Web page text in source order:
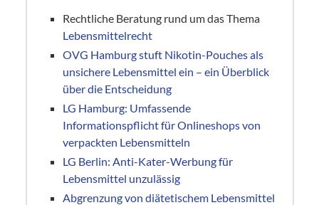
Rechtliche Beratung rund um das Thema
Lebensmittelrecht
OVG Hamburg stuft Nikotin-Pouches als
unsichere Lebensmittel ein – ein Überblick
über die Entscheidung
LG Hamburg: Umfassende
Informationspflicht für Onlineshops von
verpackten Lebensmitteln
LG Berlin: Anti-Kater-Werbung für
Lebensmittel unzulässig
Abgrenzung von diätetischem Lebensmittel